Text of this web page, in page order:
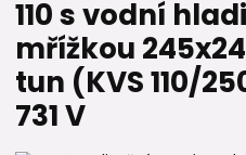
110 s vodní
mřížkou
tun (KVS 110/
731 V